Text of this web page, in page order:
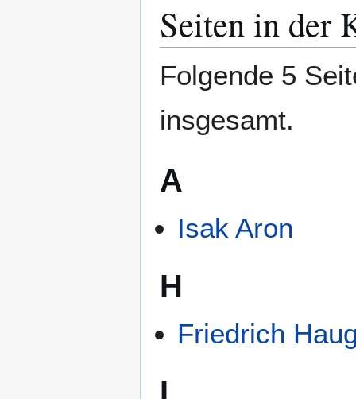
Seiten in der
Folgende 5
insgesamt.
A
Isak Aron
H
Friedrich